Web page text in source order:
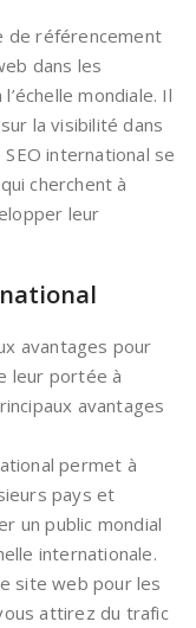
de référencement
dans les
mondiale. Il
la visibilité dans
international se
cherchent à
leur
avantages pour
leur portée à
avantages
permet à
pays et
un public mondial
internationale.
site web pour les
attirez du trafic